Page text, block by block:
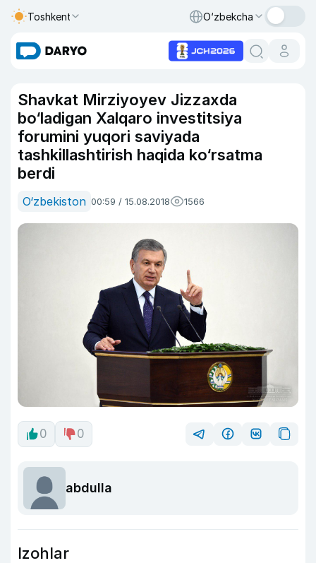
Toshkent O‘zbekcha
Shavkat Mirziyoyev Jizzaxda
bo‘ladigan Xalqaro investitsiya
forumini yuqori saviyada
tashkillashtirish haqida ko‘rsatma
berdi
O‘zbekiston 00:59 / 15.08.2018 1566
0 0
abdulla
Izohlar